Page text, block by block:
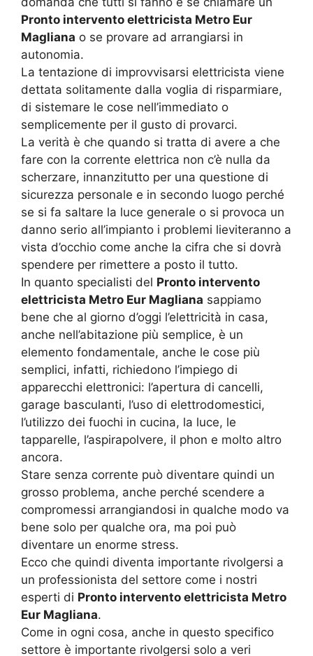
Pronto intervento elettricista Metro Eur
Magliana o se provare ad arrangiarsi in
autonomia.
La tentazione di improvvisarsi elettricista viene
dettata solitamente dalla voglia di risparmiare,
di sistemare le cose nell’immediato o
semplicemente per il gusto di provarci.
La verità è che quando si tratta di avere a che
fare con la corrente elettrica non c’è nulla da
scherzare, innanzitutto per una questione di
sicurezza personale e in secondo luogo perché
se si fa saltare la luce generale o si provoca un
danno serio all’impianto i problemi lieviteranno a
vista d’occhio come anche la cifra che si dovrà
spendere per rimettere a posto il tutto.
In quanto specialisti del Pronto intervento
elettricista Metro Eur Magliana sappiamo
bene che al giorno d’oggi l’elettricità in casa,
anche nell’abitazione più semplice, è un
elemento fondamentale, anche le cose più
semplici, infatti, richiedono l’impiego di
apparecchi elettronici: l’apertura di cancelli,
garage basculanti, l’uso di elettrodomestici,
l’utilizzo dei fuochi in cucina, la luce, le
tapparelle, l’aspirapolvere, il phon e molto altro
ancora.
Stare senza corrente può diventare quindi un
grosso problema, anche perché scendere a
compromessi arrangiandosi in qualche modo va
bene solo per qualche ora, ma poi può
diventare un enorme stress.
Ecco che quindi diventa importante rivolgersi a
un professionista del settore come i nostri
esperti di Pronto intervento elettricista Metro
Eur Magliana.
Come in ogni cosa, anche in questo specifico
settore è importante rivolgersi solo a veri